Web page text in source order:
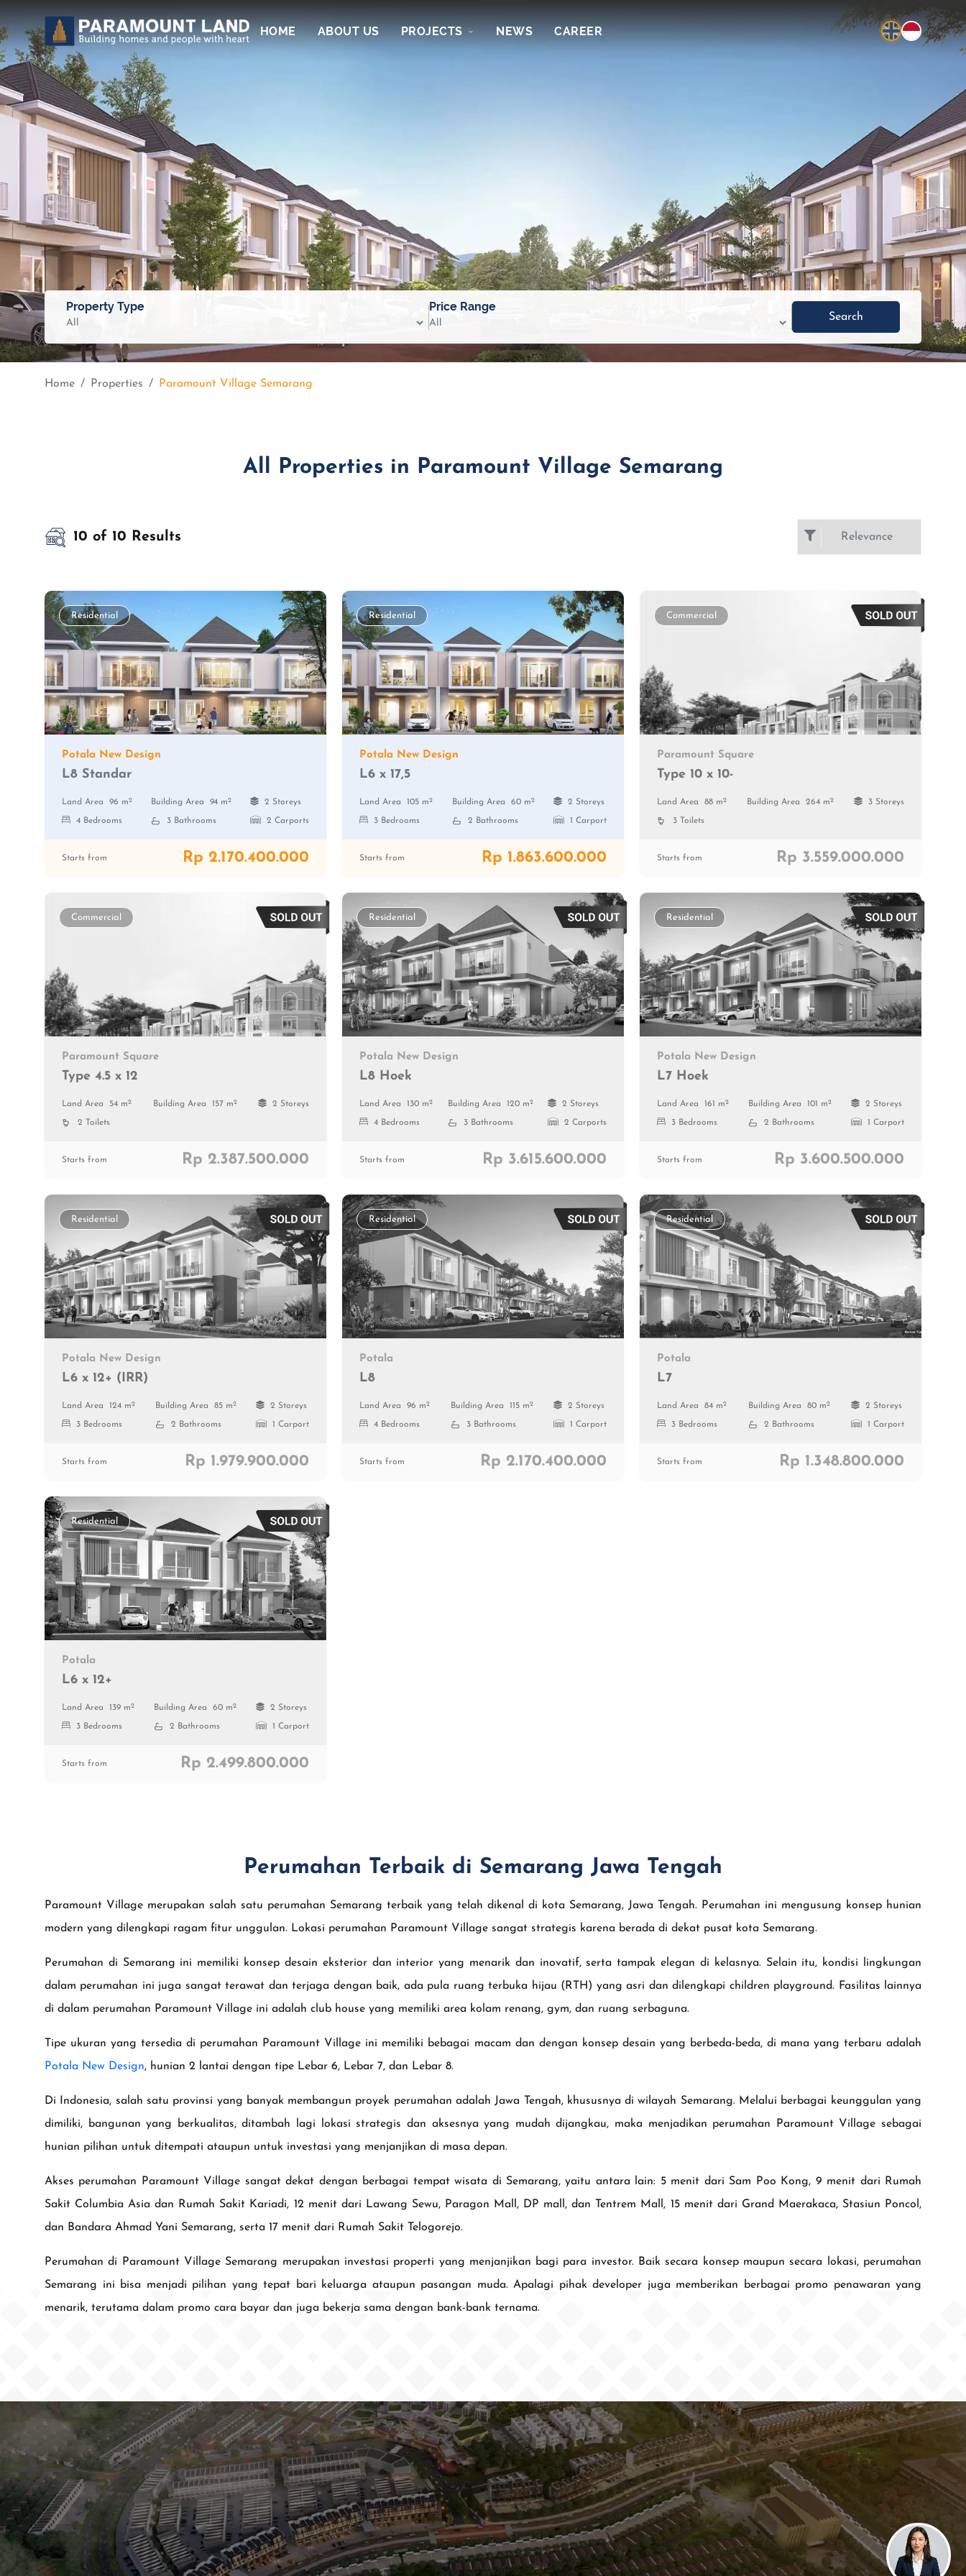
HOME ABOUT US PROJECTS NEWS CAREER
Property Type Price Range
Search
Home Properties Paramount Village Semarang
All Properties in Paramount Village Semarang
10 of 10 Results
Residential
Potala New Design
L8 Standar
Land Area 96 m2
4 Bedrooms
Building Area 94 m2
3 Bathrooms
2 Storeys
2 Carports
Starts from Rp 2.170.400.000
Residential
Potala New Design
L6 x 17,5
Land Area 105 m2
3 Bedrooms
Building Area 60 m2
2 Bathrooms
2 Storeys
1 Carport
Starts from Rp 1.863.600.000
Commercial
Paramount Square
Type 10 x 10-
Land Area 88 m2
3 Toilets
Building Area 264 m2 3 Storeys
Starts from Rp 3.559.000.000
Commercial
Paramount Square
Type 4.5 x 12
Land Area 54 m2
2 Toilets
Building Area 157 m2 2 Storeys
Starts from Rp 2.387.500.000
Residential
Potala New Design
L8 Hoek
Land Area 130 m2
4 Bedrooms
Building Area 120 m2
3 Bathrooms
2 Storeys
2 Carports
Starts from Rp 3.615.600.000
Residential
Potala New Design
L7 Hoek
Land Area 161 m2
3 Bedrooms
Building Area 101 m2
2 Bathrooms
2 Storeys
1 Carport
Starts from Rp 3.600.500.000
Residential
Potala New Design
L6 x 12+ (IRR)
Land Area 124 m2
3 Bedrooms
Building Area 85 m2
2 Bathrooms
2 Storeys
1 Carport
Starts from Rp 1.979.900.000
Residential
Potala
L8
Land Area 96 m2
4 Bedrooms
Building Area 115 m2
3 Bathrooms
2 Storeys
1 Carport
Starts from Rp 2.170.400.000
Residential
Potala
L7
Land Area 84 m2
3 Bedrooms
Building Area 80 m2
2 Bathrooms
2 Storeys
1 Carport
Starts from Rp 1.348.800.000
Residential
Potala
L6 x 12+
Land Area 139 m2
3 Bedrooms
Building Area 60 m2
2 Bathrooms
2 Storeys
1 Carport
Starts from Rp 2.499.800.000
Perumahan Terbaik di Semarang Jawa Tengah
Paramount Village merupakan salah satu perumahan Semarang terbaik yang telah dikenal di kota Semarang, Jawa Tengah. Perumahan ini mengusung konsep hunian
modern yang dilengkapi ragam fitur unggulan. Lokasi perumahan Paramount Village sangat strategis karena berada di dekat pusat kota Semarang.
Perumahan di Semarang ini memiliki konsep desain eksterior dan interior yang menarik dan inovatif, serta tampak elegan di kelasnya. Selain itu, kondisi lingkungan
dalam perumahan ini juga sangat terawat dan terjaga dengan baik, ada pula ruang terbuka hijau (RTH) yang asri dan dilengkapi children playground. Fasilitas lainnya
di dalam perumahan Paramount Village ini adalah club house yang memiliki area kolam renang, gym, dan ruang serbaguna.
Tipe ukuran yang tersedia di perumahan Paramount Village ini memiliki bebagai macam dan dengan konsep desain yang berbeda-beda, di mana yang terbaru adalah
Potala New Design, hunian 2 lantai dengan tipe Lebar 6, Lebar 7, dan Lebar 8.
Di Indonesia, salah satu provinsi yang banyak membangun proyek perumahan adalah Jawa Tengah, khususnya di wilayah Semarang. Melalui berbagai keunggulan yang
dimiliki, bangunan yang berkualitas, ditambah lagi lokasi strategis dan aksesnya yang mudah dijangkau, maka menjadikan perumahan Paramount Village sebagai
hunian pilihan untuk ditempati ataupun untuk investasi yang menjanjikan di masa depan.
Akses perumahan Paramount Village sangat dekat dengan berbagai tempat wisata di Semarang, yaitu antara lain: 5 menit dari Sam Poo Kong, 9 menit dari Rumah
Sakit Columbia Asia dan Rumah Sakit Kariadi, 12 menit dari Lawang Sewu, Paragon Mall, DP mall, dan Tentrem Mall, 15 menit dari Grand Maerakaca, Stasiun Poncol,
dan Bandara Ahmad Yani Semarang, serta 17 menit dari Rumah Sakit Telogorejo.
Perumahan di Paramount Village Semarang merupakan investasi properti yang menjanjikan bagi para investor. Baik secara konsep maupun secara lokasi, perumahan
Semarang ini bisa menjadi pilihan yang tepat bari keluarga ataupun pasangan muda. Apalagi pihak developer juga memberikan berbagai promo penawaran yang
menarik, terutama dalam promo cara bayar dan juga bekerja sama dengan bank-bank ternama.
Paramount Gading Serpong
Paramount Petals
Paramount Village Semarang
0811 1891 999
(021) 5420 0999
Paramount Plaza
Jl. Gading Serpong Boulevard Kav. 1
Gading Serpong, Tangerang, 15810